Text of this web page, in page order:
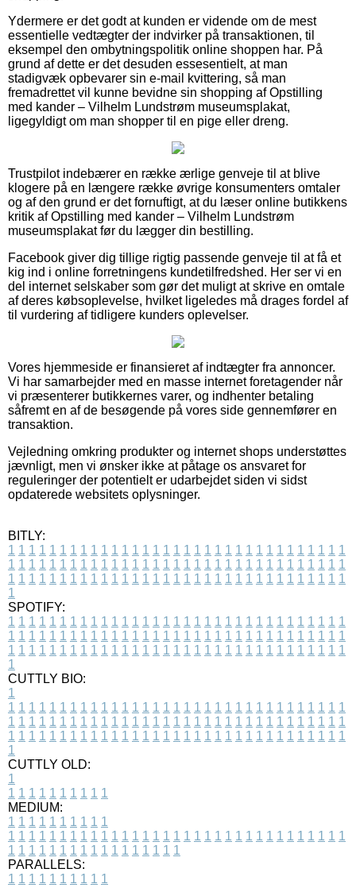
Ydermere er det godt at kunden er vidende om de mest
essentielle vedtægter der indvirker på transaktionen, til
eksempel den ombytningspolitik online shoppen har. På
grund af dette er det desuden essesentielt, at man
stadigvæk opbevarer sin e-mail kvittering, så man
fremadrettet vil kunne bevidne sin shopping af Opstilling
med kander – Vilhelm Lundstrøm museumsplakat,
ligegyldigt om man shopper til en pige eller dreng.
Trustpilot indebærer en række ærlige genveje til at blive
klogere på en længere række øvrige konsumenters omtaler
og af den grund er det fornuftigt, at du læser online butikkens
kritik af Opstilling med kander – Vilhelm Lundstrøm
museumsplakat før du lægger din bestilling.
Facebook giver dig tillige rigtig passende genveje til at få et
kig ind i online forretningens kundetilfredshed. Her ser vi en
del internet selskaber som gør det muligt at skrive en omtale
af deres købsoplevelse, hvilket ligeledes må drages fordel af
til vurdering af tidligere kunders oplevelser.
Vores hjemmeside er finansieret af indtægter fra annoncer.
Vi har samarbejder med en masse internet foretagender når
vi præsenterer butikkernes varer, og indhenter betaling
såfremt en af de besøgende på vores side gennemfører en
transaktion.
Vejledning omkring produkter og internet shops understøttes
jævnligt, men vi ønsker ikke at påtage os ansvaret for
reguleringer der potentielt er udarbejdet siden vi sidst
opdaterede websitets oplysninger.
BITLY:
1 1 1 1 1 1 1 1 1 1 1 1 1 1 1 1 1 1 1 1 1 1 1 1 1 1 1 1 1 1 1 1 1
1 1 1 1 1 1 1 1 1 1 1 1 1 1 1 1 1 1 1 1 1 1 1 1 1 1 1 1 1 1 1 1 1
1 1 1 1 1 1 1 1 1 1 1 1 1 1 1 1 1 1 1 1 1 1 1 1 1 1 1 1 1 1 1 1 1
1
SPOTIFY:
1 1 1 1 1 1 1 1 1 1 1 1 1 1 1 1 1 1 1 1 1 1 1 1 1 1 1 1 1 1 1 1 1
1 1 1 1 1 1 1 1 1 1 1 1 1 1 1 1 1 1 1 1 1 1 1 1 1 1 1 1 1 1 1 1 1
1 1 1 1 1 1 1 1 1 1 1 1 1 1 1 1 1 1 1 1 1 1 1 1 1 1 1 1 1 1 1 1 1
1
CUTTLY BIO:
1
1 1 1 1 1 1 1 1 1 1 1 1 1 1 1 1 1 1 1 1 1 1 1 1 1 1 1 1 1 1 1 1 1
1 1 1 1 1 1 1 1 1 1 1 1 1 1 1 1 1 1 1 1 1 1 1 1 1 1 1 1 1 1 1 1 1
1 1 1 1 1 1 1 1 1 1 1 1 1 1 1 1 1 1 1 1 1 1 1 1 1 1 1 1 1 1 1 1 1
1
CUTTLY OLD:
1
1 1 1 1 1 1 1 1 1 1
MEDIUM:
1 1 1 1 1 1 1 1 1 1
1 1 1 1 1 1 1 1 1 1 1 1 1 1 1 1 1 1 1 1 1 1 1 1 1 1 1 1 1 1 1 1 1
1 1 1 1 1 1 1 1 1 1 1 1 1 1 1 1 1
PARALLELS:
1 1 1 1 1 1 1 1 1 1